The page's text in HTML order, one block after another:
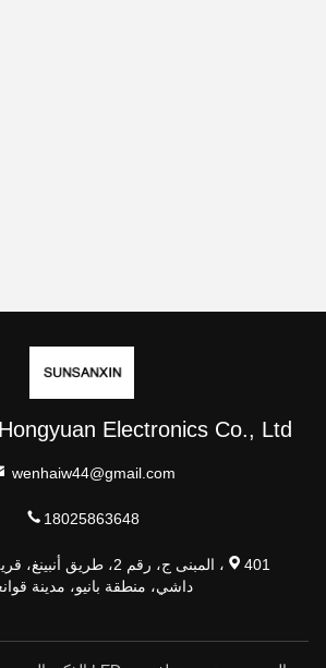
Electronics Co., Ltd.
wenhaiw44@gmail.com
18025863648
401، المبنى ج، رقم 2، طريق
داشي، منطقة بانيو، مدينة